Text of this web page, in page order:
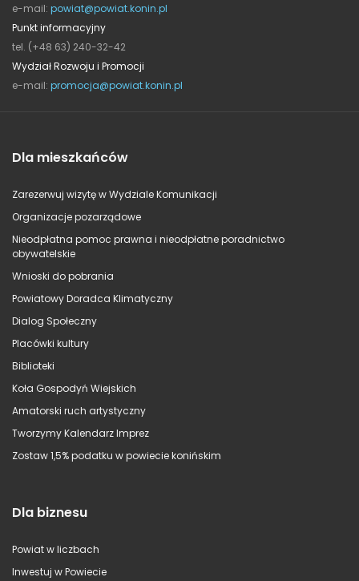
e-mail: powiat@powiat.konin.pl
Punkt informacyjny
tel. (+48 63) 240-32-42
Wydział Rozwoju i Promocji
e-mail: promocja@powiat.konin.pl
Dla mieszkańców
Zarezerwuj wizytę w Wydziale Komunikacji
Organizacje pozarządowe
Nieodpłatna pomoc prawna i nieodpłatne poradnictwo
obywatelskie
Wnioski do pobrania
Powiatowy Doradca Klimatyczny
Dialog Społeczny
Placówki kultury
Biblioteki
Koła Gospodyń Wiejskich
Amatorski ruch artystyczny
Tworzymy Kalendarz Imprez
Zostaw 1,5% podatku w powiecie konińskim
Dla biznesu
Powiat w liczbach
Inwestuj w Powiecie